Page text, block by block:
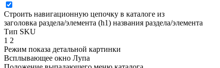
Строить навигационную цепочку в каталоге из
заголовка раздела/элемента (h1) названия раздела/элемента
Тип SKU
1 2
Режим показа детальной картинки
Всплывающее окно Лупа